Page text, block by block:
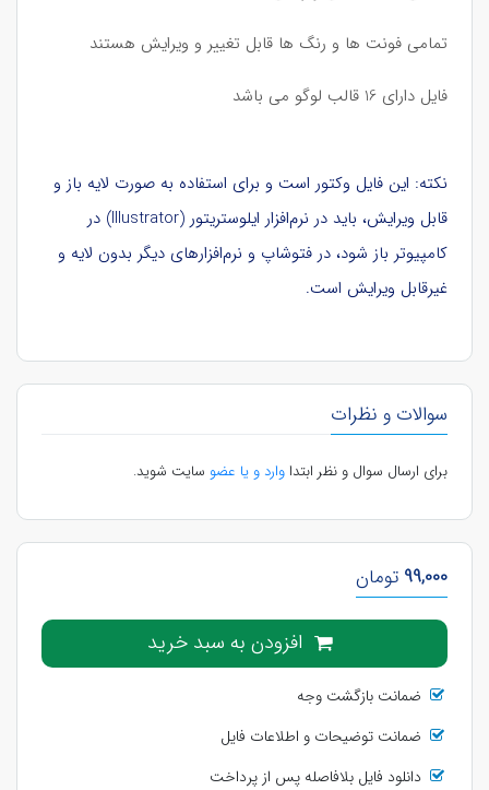
تمامی فونت ها و رنگ ها قابل تغییر و ویرایش هستند
فایل دارای 16 قالب لوگو می باشد
نکته: این فایل وکتور است و برای استفاده به صورت لایه باز و
قابل ویرایش، باید در نرم‌افزار ایلوستریتور (Illustrator) در
کامپیوتر باز شود، در فتوشاپ و نرم‌افزارهای دیگر بدون لایه و
غیرقابل ویرایش است.
سوالات و نظرات
برای ارسال سوال و نظر ابتداوارد و یا عضو سایت شوید.
99,000 تومان
افزودن به سبد خرید
ضمانت بازگشت وجه
ضمانت توضیحات و اطلاعات فایل
دانلود فایل بلافاصله پس از پرداخت